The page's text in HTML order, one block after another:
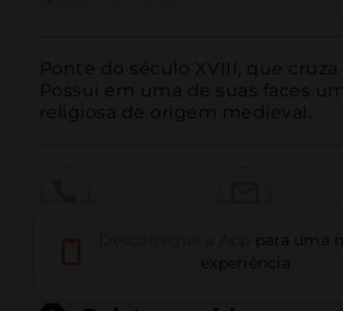
Ponte do século XVIII, que cruza
Possui em uma de suas faces
religiosa de origem medieval.
E-mailpara uma
experiência